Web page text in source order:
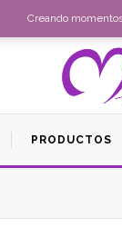
PRODUCTOS
Creando